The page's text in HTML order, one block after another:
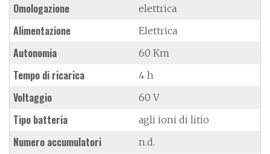
Omologazione elettrica
Alimentazione Elettrica
Autonomia 60 Km
Tempo di ricarica 4 h
Voltaggio 60 V
Tipo batteria agli ioni di litio
Numero accumulatori n.d.